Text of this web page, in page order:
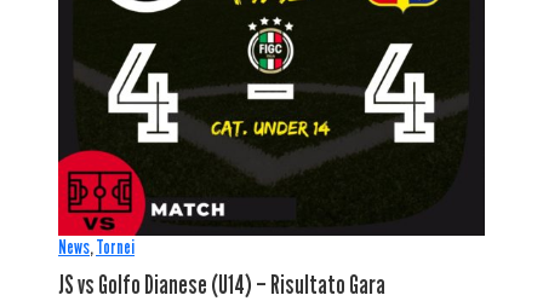
News,Tornei
JS vs Golfo Dianese (U14) – Risultato Gara